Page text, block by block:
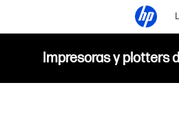
Impresoras y plotters